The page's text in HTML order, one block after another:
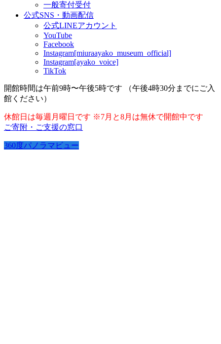
一般寄付受付
公式SNS・動画配信
公式LINEアカウント
YouTube
Facebook
Instagram[miuraayako_museum_official]
Instagram[ayako_voice]
TikTok
開館時間は午前9時〜午後5時です （午後4時30分までにご入
館ください）
休館日は毎週月曜日です ※7月と8月は無休で開館中です
ご寄附・ご支援の窓口
360度パノラマビュー